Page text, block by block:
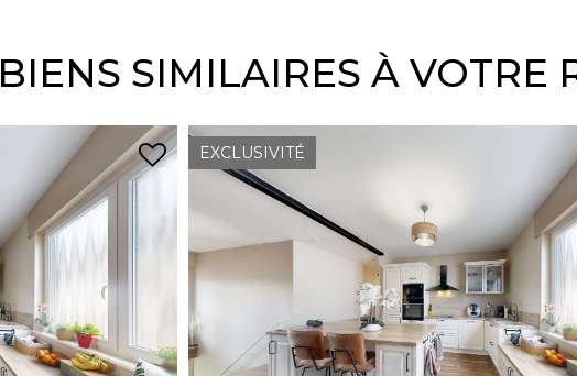
BIENS SIMILAIRES À VOTRE
EXCLUSIVITÉ